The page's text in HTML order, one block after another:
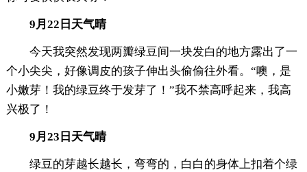
9月22日天气晴
今天我突然发现两瓣绿豆间一块发白的地方露出了一
个小尖尖，好像调皮的孩子伸出头偷偷往外看。“噢，是
小嫩芽！我的绿豆终于发芽了！”我不禁高呼起来，我高
兴极了！
9月23日天气晴
绿豆的芽越长越长，弯弯的，白白的身体上扣着个绿